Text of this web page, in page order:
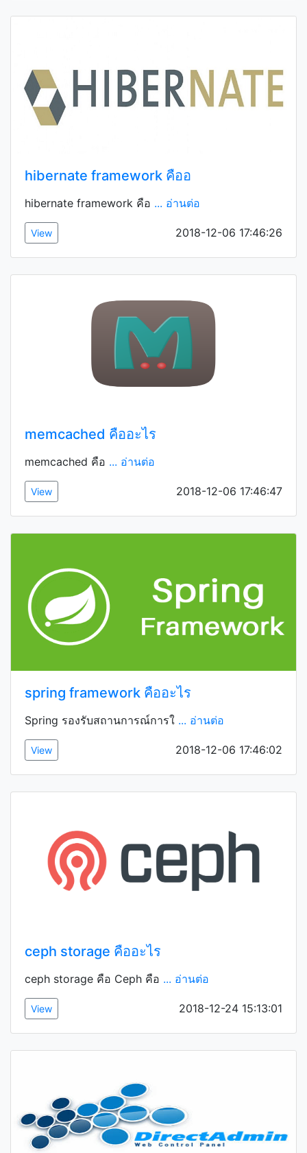
hibernate framework คืออ
hibernate framework คือ ... อ่านต่อ
View 2018-12-06 17:46:26
memcached คืออะไร
memcached คือ ... อ่านต่อ
View 2018-12-06 17:46:47
spring framework คืออะไร
Spring รองรับสถานการณ์การใ ... อ่านต่อ
View 2018-12-06 17:46:02
ceph storage คืออะไร
ceph storage คือ Ceph คือ ... อ่านต่อ
View 2018-12-24 15:13:01